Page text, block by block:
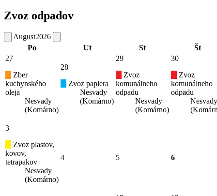
Zvoz odpadov
August2026
Po
Ut St
Št
27
Zber
kuchynského
oleja
Nesvady
(Komárno)
28
Zvoz papiera
Nesvady
(Komárno)
29
Zvoz
komunálneho
odpadu
Nesvady
(Komárno)
30
Zvoz
komunálneho
odpadu
Nesvady
3
Zvoz plastov,
kovov,
tetrapakov
Nesvady
(Komárno)
4 5 6